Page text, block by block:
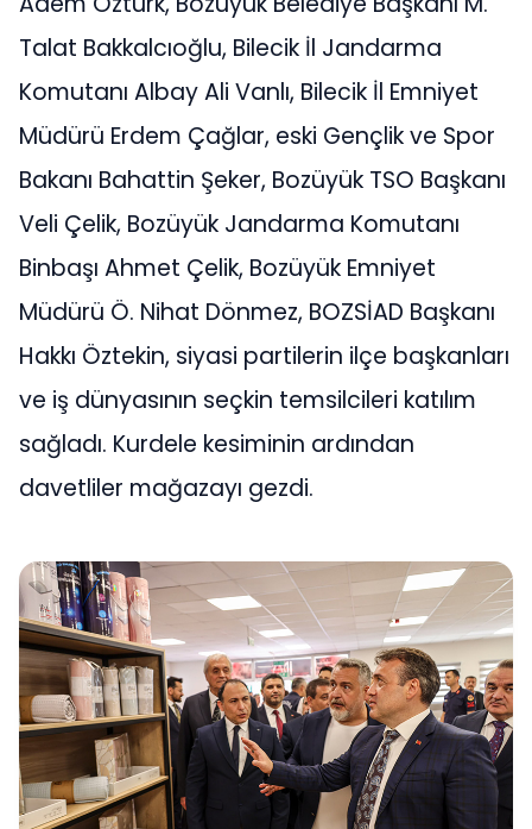
Talat Bakkalcıoğlu, Bilecik İl Jandarma
Komutanı Albay Ali Vanlı, Bilecik İl Emniyet
Müdürü Erdem Çağlar, eski Gençlik ve Spor
Bakanı Bahattin Şeker, Bozüyük TSO Başkanı
Veli Çelik, Bozüyük Jandarma Komutanı
Binbaşı Ahmet Çelik, Bozüyük Emniyet
Müdürü Ö. Nihat Dönmez, BOZSİAD Başkanı
Hakkı Öztekin, siyasi partilerin ilçe başkanları
ve iş dünyasının seçkin temsilcileri katılım
sağladı. Kurdele kesiminin ardından
davetliler mağazayı gezdi.